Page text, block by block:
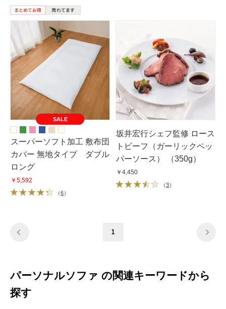
SALE
スーパーソフト加工 敷布団
カバー 無地タイプ ダブル
ロング
￥5,592
（6）
坂井宏行シェフ監修 ロース
トビーフ（ガーリックペッ
パーソース） （350g）
￥4,450
（3）
1
パーソナルソファ の関連キーワードから
探す